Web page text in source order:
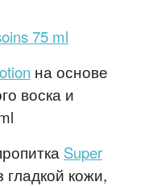
75 ml
на основе
воска и
Super
гладкой кожи,